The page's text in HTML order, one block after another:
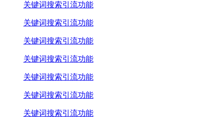
关键词搜索引流功能
关键词搜索引流功能
关键词搜索引流功能
关键词搜索引流功能
关键词搜索引流功能
关键词搜索引流功能
关键词搜索引流功能